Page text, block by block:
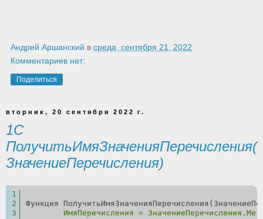
Андрей Аршанский в среда, сентября 21, 2022
Комментариев нет:
Поделиться
вторник, 20 сентября 2022 г.
1C
ПолучитьИмяЗначенияПеречисления(
ЗначениеПеречисления)
Функция
ИмяПеречисления =